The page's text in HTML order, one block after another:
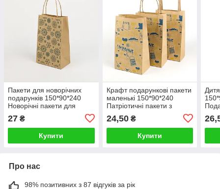
Пакети для новорічних
подарунків 150*90*240
Новорічні пакети для
цукерок Крафт пакети для
подарунків з ручками
27 ₴
Купити
Крафт подарункові пакети
маленькі 150*90*240
Патріотичні пакети з
символікою "З Любов'ю до
України"
24,50₴
Купити
Про нас
98% позитивних з 87 відгуків за рік